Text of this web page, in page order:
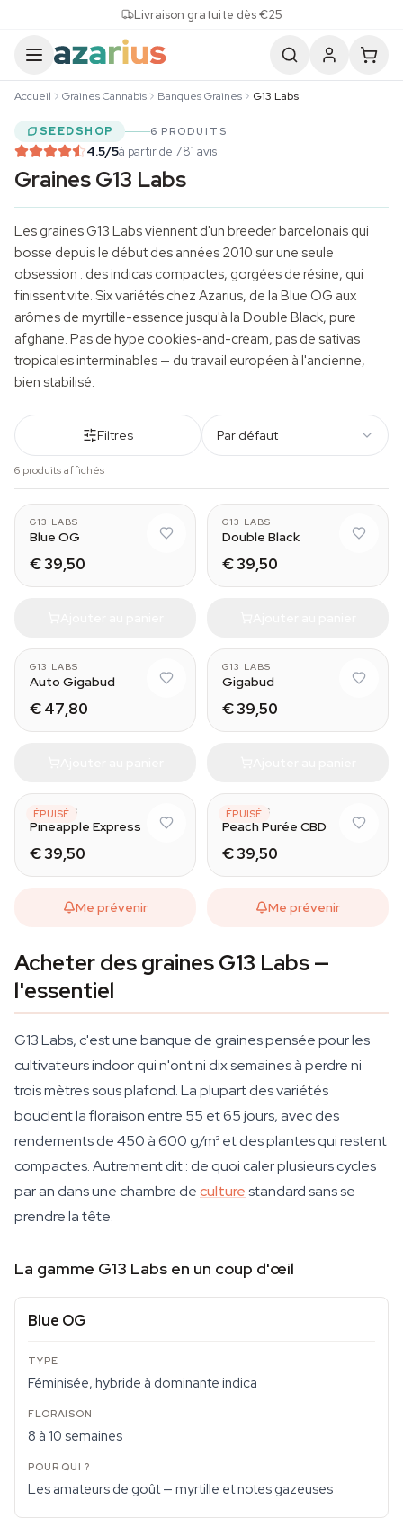
Livraison gratuite dès €25
Accueil Graines Cannabis Banques Graines G13 Labs
SEEDSHOP 6 PRODUITS
4.5/5à partir de 781 avis
Graines G13 Labs
Les graines G13 Labs viennent d'un breeder barcelonais qui
bosse depuis le début des années 2010 sur une seule
obsession : des indicas compactes, gorgées de résine, qui
finissent vite. Six variétés chez Azarius, de la Blue OG aux
arômes de myrtille-essence jusqu'à la Double Black, pure
afghane. Pas de hype cookies-and-cream, pas de sativas
tropicales interminables — du travail européen à l'ancienne,
bien stabilisé.
Filtres Par défaut
6 produits affichés
G13 LABS
Blue OG
€ 39,50
G13 LABS
Double Black
€ 39,50
G13 LABS
Auto Gigabud
€ 47,80
G13 LABS
Gigabud
€ 39,50
ÉPUISÉ
G13 LABS
Pineapple Express
€ 39,50
Me prévenir
ÉPUISÉ
G13 LABS
Peach Purée CBD
€ 39,50
Me prévenir
Acheter des graines G13 Labs —
l'essentiel
G13 Labs, c'est une banque de graines pensée pour les
cultivateurs indoor qui n'ont ni dix semaines à perdre ni
trois mètres sous plafond. La plupart des variétés
bouclent la floraison entre 55 et 65 jours, avec des
rendements de 450 à 600 g/m² et des plantes qui restent
compactes. Autrement dit : de quoi caler plusieurs cycles
par an dans une chambre deculturestandard sans se
prendre la tête.
La gamme G13 Labs en un coup d'œil
Blue OG
Féminisée, hybride à dominante indica
8 à 10 semaines
Les amateurs de goût — myrtille et notes gazeuses